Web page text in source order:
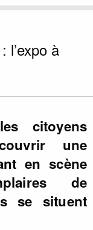
l’expo à
citoyens
une
en scène
de
se situent